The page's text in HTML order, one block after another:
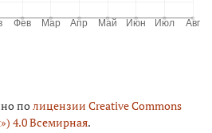
полицензии Creative Commons
4.0 Всемирная.